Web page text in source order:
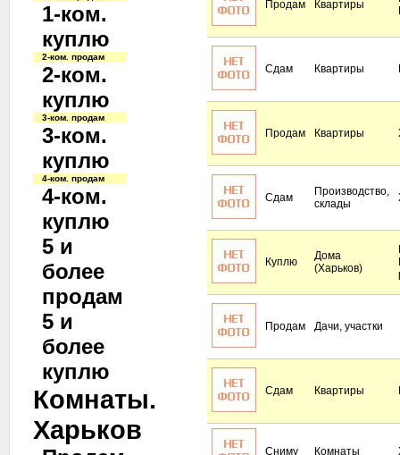
1-ком.
куплю
2-ком. продам
2-ком.
куплю
3-ком. продам
3-ком.
куплю
4-ком. продам
4-ком.
куплю
5 и
более
продам
5 и
более
куплю
Комнаты.
Харьков
Продам Квартиры
Сдам Квартиры
Продам Квартиры
Сдам
Производство,
склады
Куплю
Дома
(Харьков)
Продам Дачи, участки
Сдам Квартиры
Сниму Комнаты